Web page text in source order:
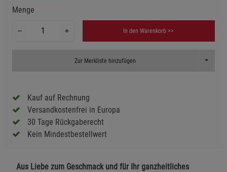
Menge
In den Warenkorb >>
Zur Merkliste hinzufügen Toggle
Kauf auf Rechnung
Versandkostenfrei in Europa
30 Tage Rückgaberecht
Kein Mindestbestellwert
Aus Liebe zum Geschmack und für Ihr ganzheitliches